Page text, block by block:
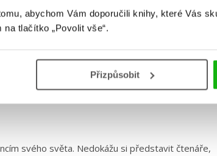
abychom Vám doporučili knihy, které Vás
tlačítko „Povolit vše“.
Přizpůsobit
svého světa. Nedokážu si představit čtenáře,